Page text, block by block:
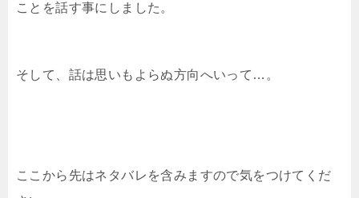
ことを話す事にしました。
そして、話は思いもよらぬ方向へいって…。
ここから先はネタバレを含みますので気をつけてくだ